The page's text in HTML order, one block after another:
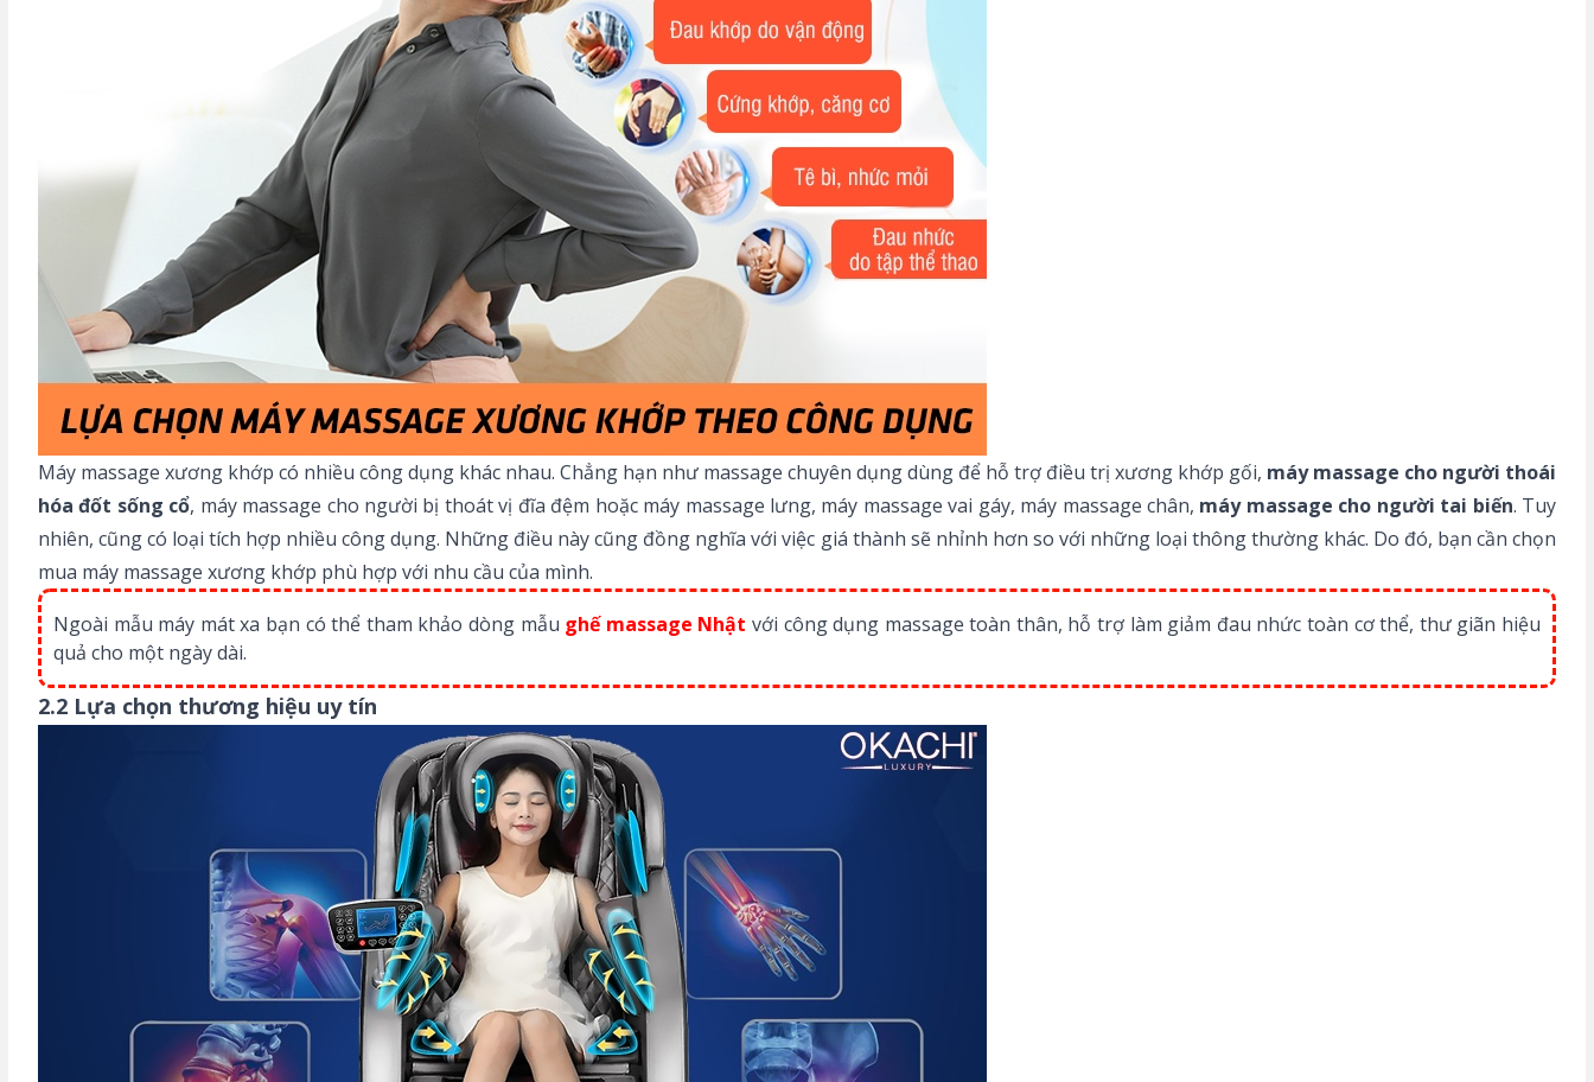
Máy massage xương khớp có nhiều công dụng khác nhau. Chẳng hạn như massage chuyên dụng dùng để hỗ trợ điều trị xương khớp gối, máy massage cho người thoái
hóa đốt sống cổ, máy massage cho người bị thoát vị đĩa đệm hoặc máy massage lưng, máy massage vai gáy, máy massage chân, máy massage cho người tai biến. Tuy
nhiên, cũng có loại tích hợp nhiều công dụng. Những điều này cũng đồng nghĩa với việc giá thành sẽ nhỉnh hơn so với những loại thông thường khác. Do đó, bạn cần chọn
mua máy massage xương khớp phù hợp với nhu cầu của mình.
Ngoài mẫu máy mát xa bạn có thể tham khảo dòng mẫu ghế massage Nhật với công dụng massage toàn thân, hỗ trợ làm giảm đau nhức toàn cơ thể, thư giãn hiệu
quả cho một ngày dài.
2.2 Lựa chọn thương hiệu uy tín